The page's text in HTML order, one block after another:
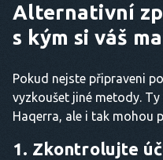
Alternativní
s kým si váš
Pokud nejste připraveni
vyzkoušet jiné metody.
Haqerra, ale i tak mohou
1. Zkontrolujte